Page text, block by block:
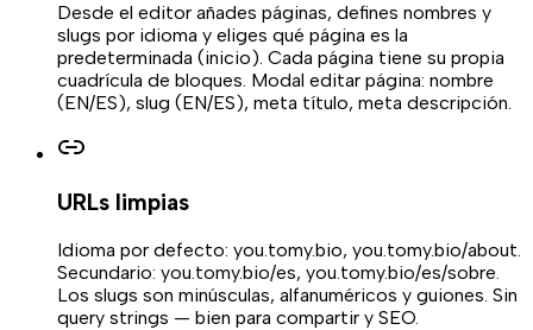
Desde el editor añades páginas, defines nombres y
slugs por idioma y eliges qué página es la
predeterminada (inicio). Cada página tiene su propia
cuadrícula de bloques. Modal editar página: nombre
(EN/ES), slug (EN/ES), meta título, meta descripción.
URLs limpias
Idioma por defecto: you.tomy.bio, you.tomy.bio/about.
Secundario: you.tomy.bio/es, you.tomy.bio/es/sobre.
Los slugs son minúsculas, alfanuméricos y guiones. Sin
query strings — bien para compartir y SEO.